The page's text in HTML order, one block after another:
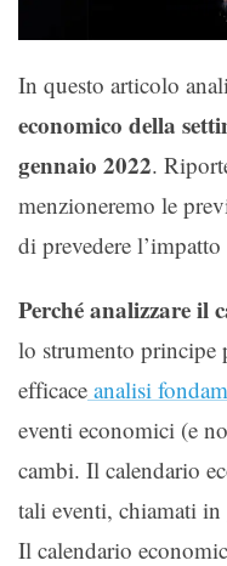
In questo articolo
economico della
gennaio 2022.
menzioneremo le
di prevedere l’impatto
Perché analizzare il
lo strumento principe
efficace analisi
eventi economici (e
cambi. Il calendario
tali eventi, chiamati
Il calendario